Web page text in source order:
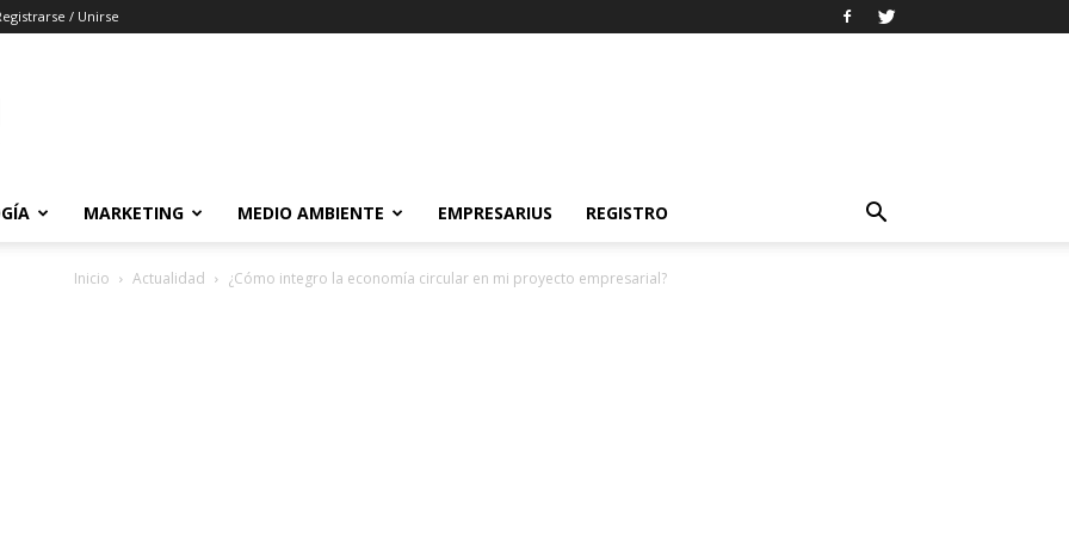
/ Unirse
MARKETING MEDIO AMBIENTE EMPRESARIUS REGISTRO
Inicio Actualidad ¿Cómo integro la economía circular en mi proyecto empresarial?